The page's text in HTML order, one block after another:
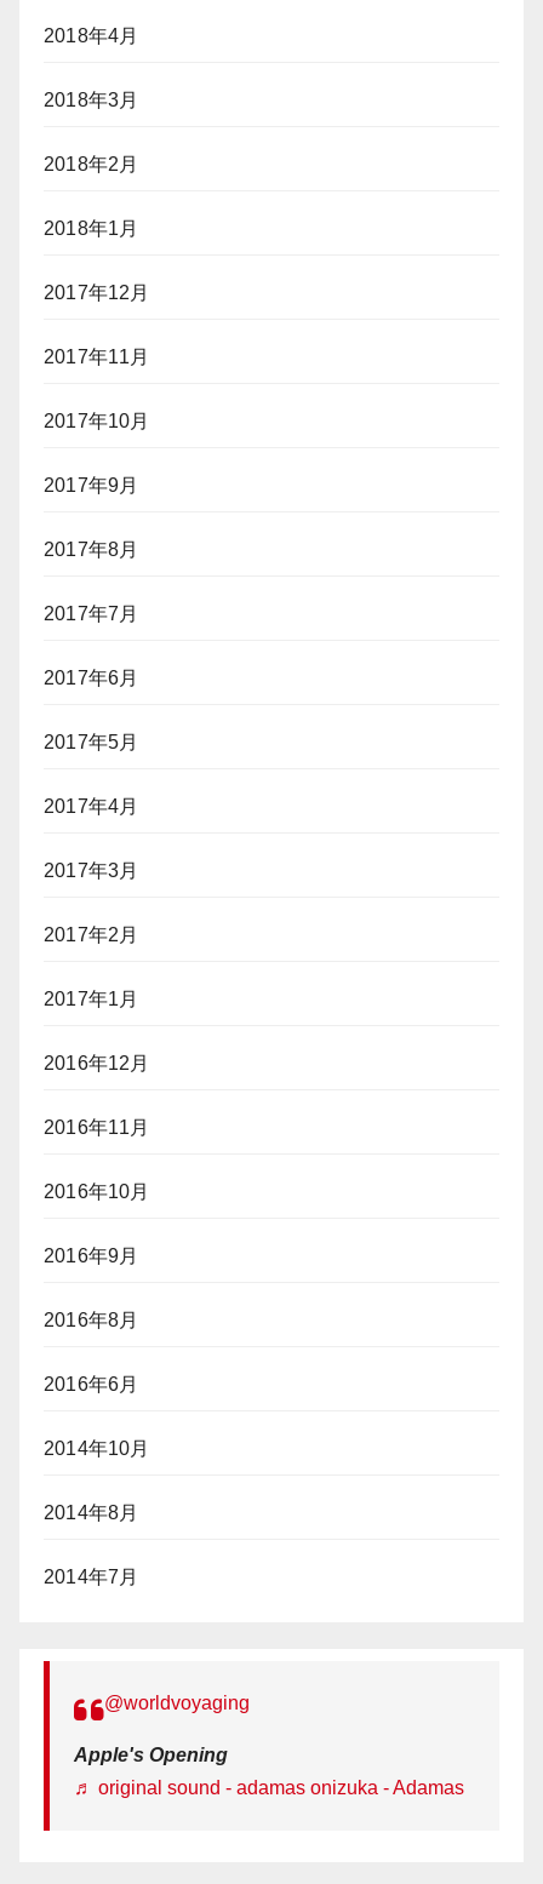
2018年4月
2018年3月
2018年2月
2018年1月
2017年12月
2017年11月
2017年10月
2017年9月
2017年8月
2017年7月
2017年6月
2017年5月
2017年4月
2017年3月
2017年2月
2017年1月
2016年12月
2016年11月
2016年10月
2016年9月
2016年8月
2016年6月
2014年10月
2014年8月
2014年7月
@worldvoyaging
Apple's Opening
♬ original sound - adamas onizuka - Adamas